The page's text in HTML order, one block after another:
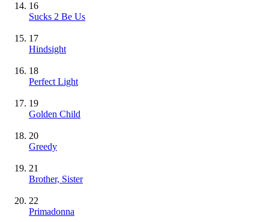
16
Sucks 2 Be Us
17
Hindsight
18
Perfect Light
19
Golden Child
20
Greedy
21
Brother, Sister
22
Primadonna